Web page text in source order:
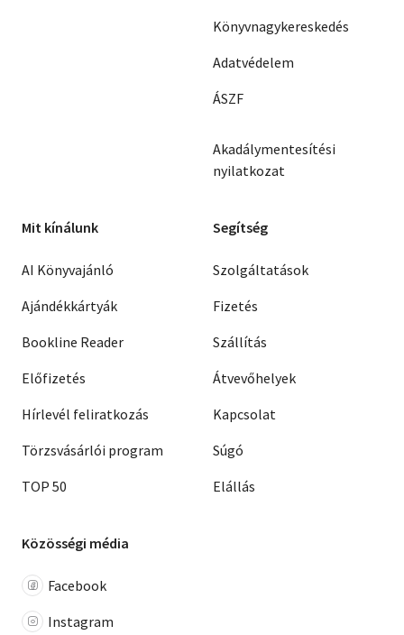
Könyvnagykereskedés
Adatvédelem
ÁSZF
Akadálymentesítési
nyilatkozat
Mit kínálunk
AI Könyvajánló
Ajándékkártyák
Bookline Reader
Előfizetés
Hírlevél feliratkozás
Törzsvásárlói program
TOP 50
Segítség
Szolgáltatások
Fizetés
Szállítás
Átvevőhelyek
Kapcsolat
Súgó
Elállás
Közösségi média
Facebook
Instagram